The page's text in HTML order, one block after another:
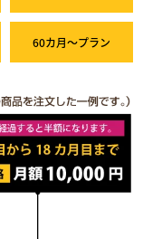
60カ月～プラン